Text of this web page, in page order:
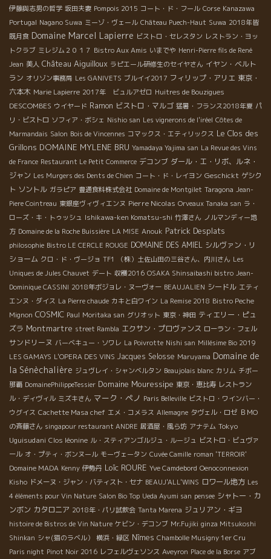
伊藤與志男の哲学 坂田夫妻 Pompois 2015 コート・ド・フール Corse Kanazawa
Portugal Nagano Suwa ミーゾ・ヴェール Château Puech-Haut Suwa 2018年皆
既月食 Domaine Marcel Lapierre ビストロ・セレスタン レストラン・ヨッ
トクラブ ミレジム２０１７ Bistro Aux Amis いまでや Henri-Pierre fils de René
Jean 美人 Château Aiguilloux ラピエール研修生のセイヤさん イヤン・ベルト
ラン オリゾン事務局 Les GANIVETS ブルイイ2017 フィリップ・アリエ 東京・
六本木 Marie Lapierre 2017年 ビュルアゼロ Huitres de Bouzigues
DESCOMBES ウイヤード Ramon ビストロ・マルゴ 猛暑・フランス2018年夏 パ
リ・ビストロ ソフィア・ボシェ Nishio san Les vignerons de l'iréel Côtes de
Marmandais Salon Bois de Vincennes コマックス・エティリックス Le Clos des
Grillons DOMAINE MYLENE BRU Yamadaya Yajima san La Revue des Vins
de France Restaurant Le Petit Commerce デコンブ ダール・エ・リボ、ルネ・
ジャン Les Murgers des Dents de Chien コート・ド・レイヨン Geschickt ゲシク
ト ソントル ガラピア 豊通食料株式会社 Domaine de Montgilet Taragona Jean-
Piere Cointreau 東銀座ヴィヴィエンヌ Pierre Nicolas Orveaux Tanaka san ラ・
ローズ・キ・トゥッシュ Ishikawa-ken Komatsu-shi 竹澤さん ノルマンディー地
方 Domaine de la Roche Buissière LA MISE Anouk Patrick Desplats
philosophie Bistro LE CERCLE ROUGE DOMAINE DES AMIEL シルヴァン・リ
ショーム クロ・ド・ヴージョ TF1 （株）土佐山田の三谷さん、内川さん Les
Uniques de Jules Chauvet デート 収穫2016 OSAKA Shinsaibashi bistro Jean-
Dominique CASSINI 2018年ボジョレ・ヌーヴォー BEAUJALIEN シードル エティ
エンヌ・ダイス La Pierre chaude カキと白ワイン La Remise 2018 Bistro Peche
Mignon COSMIC Paul Moritaka san グリオット 東京・神田 ティエリー・ピュ
ズラ Montmartre street Rambla エクサン・プロヴァンス ローラン・フェル
サンドリーヌ バーベキュー・ソワレ La Poivrotte Nishi san Millésime Bio 2019
LES GAMAYS L'OPERA DES VINS Jacques Selosse Maruyama Domaine de
la Sénèchalière ジュヴレイ・シャンベルタン Beaujolais blanc カリム チボー
那覇 DomainePhilippeTessier Domaine Mouressipe 東京・恵比寿 レストラン
ル・ディヴィル ミズキさん マーク・ペノ Paris Belleville ビストロ・ワインバー・
ウグイス Cachette Masa chef エメ・コメラス Allemagne タヴェル・ロゼ ＢＭО
の斉藤さん singapour restaurant ANDRE 居酒屋・風ら坊 アナテム Tokyo
Uguisudani Clos léonine ル・スティアンゴルジュ・ルージュ ビストロ・ビュヴァ
ール オ・プティ・ボンヌール モーヴェータン Cuvée Camille roman 'TERROIR'
Domaine MADA Kenny 伊勢丹 Loïc ROURE Yve Camdebord Oenoconnexion
Kisho ドメーヌ・ジャン・バティスト・セナ BEAUJ'ALL'WINS ロワール地方 Les
4 éléments pour Vin Nature Salon Bio Top Ueda Ayumi san pensee シャトー・カ
ンボン カタロニア 2018年・パリ試飲会 Tanta Marena ジュリアン・ギヨ
histoire de Bistros de Vin Nature ケビン・デコンブ Mr.Fujiki ginza Mitsukoshi
Shinkan シャ(猫のラベル） 横浜・緑区 Nîmes Chambolle Musigny 1er Cru
Paris night Pinot Noir 2016 レフェルヴェソンス Aveyron Place de la Borse アブ